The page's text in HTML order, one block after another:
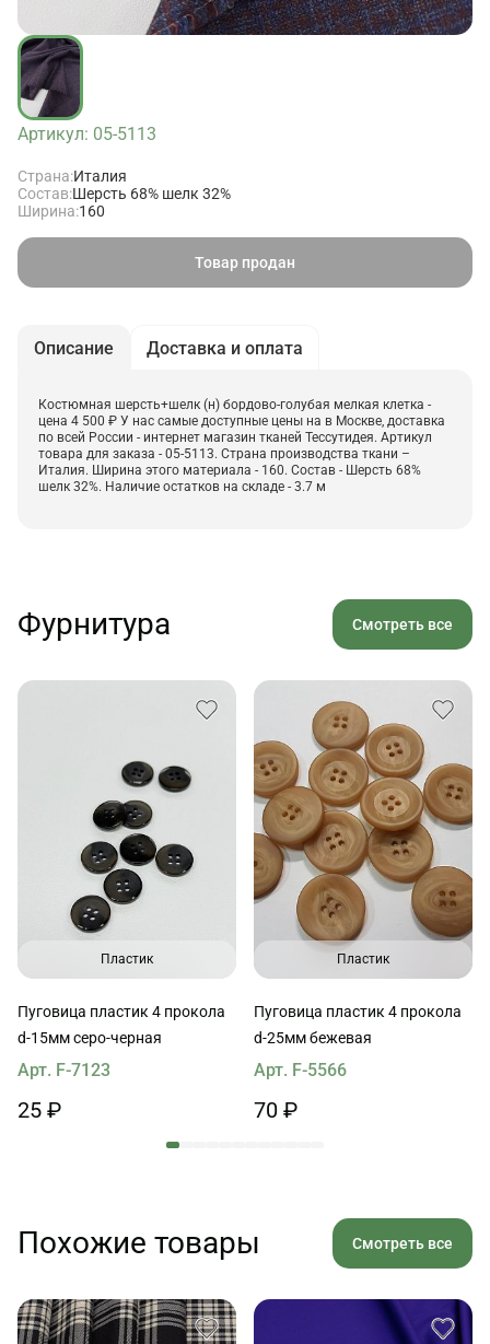
Артикул: 05-5113
Страна:Италия
Состав:Шерсть 68% шелк 32%
Ширина:160
Товар продан
Описание Доставка и оплата
Костюмная шерсть+шелк (н) бордово-голубая мелкая клетка -
цена 4 500 ₽ У нас самые доступные цены на в Москве, доставка
по всей России - интернет магазин тканей Тессутидея. Артикул
товара для заказа - 05-5113. Страна производства ткани –
Италия. Ширина этого материала - 160. Состав - Шерсть 68%
шелк 32%. Наличие остатков на складе - 3.7 м
Фурнитура Смотреть все
Пластик
Пуговица пластик 4 прокола
d-15мм серо-черная
Арт. F-7123
25 ₽
Пластик
Пуговица пластик 4 прокола
d-25мм бежевая
Арт. F-5566
70 ₽
Похожие товары Смотреть все